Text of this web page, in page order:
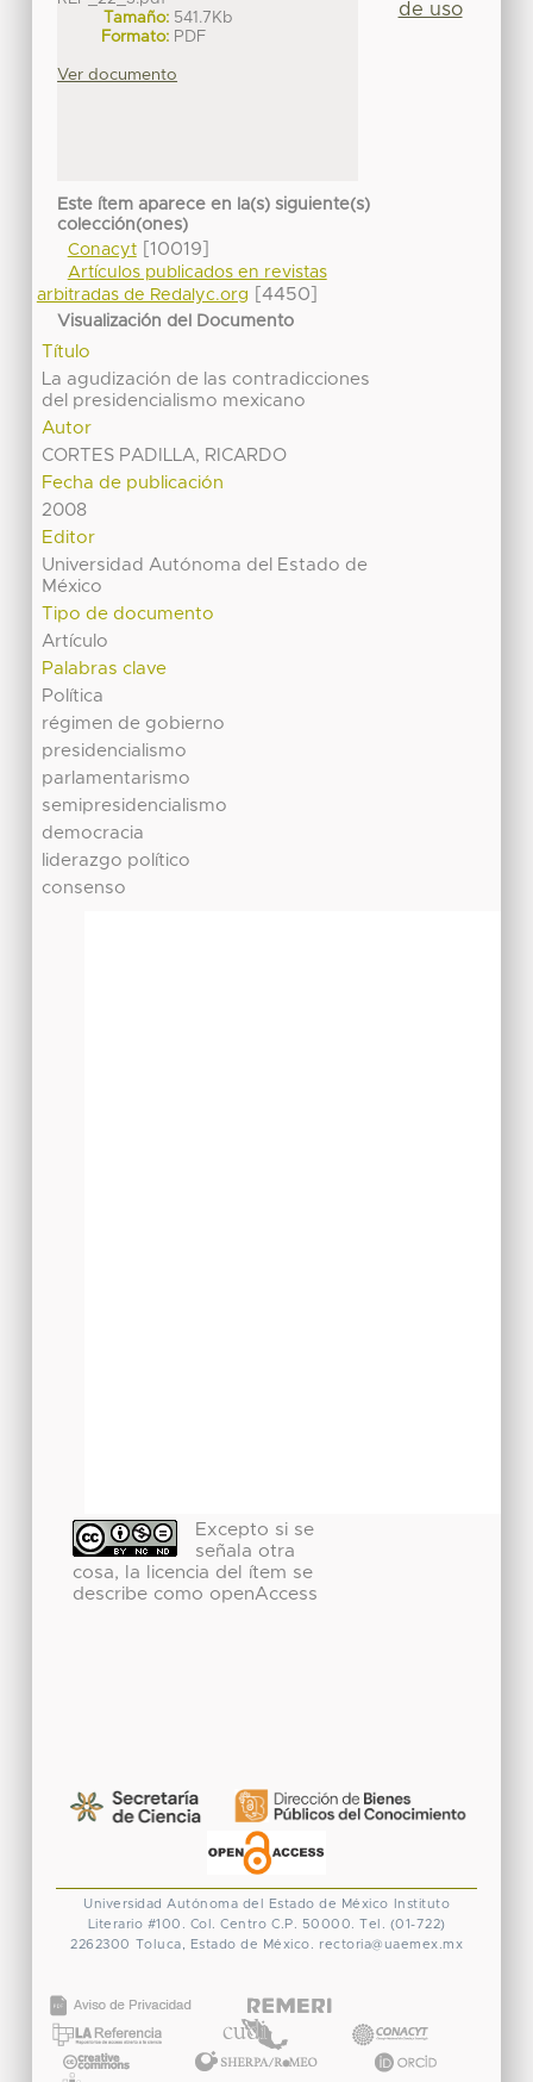
Tamaño: 541.7Kb
Formato: PDF
Ver documento
Este ítem aparece en la(s) siguiente(s)
colección(ones)
Conacyt[10019]
Artículos publicados en revistas
arbitradas de Redalyc.org
[4450]
Visualización del Documento
Título
La agudización de las contradicciones
del presidencialismo mexicano
Autor
CORTES PADILLA, RICARDO
Fecha de publicación
2008
Editor
Universidad Autónoma del Estado de
México
Tipo de documento
Artículo
Palabras clave
Política
régimen de gobierno
presidencialismo
parlamentarismo
semipresidencialismo
democracia
liderazgo político
consenso
Excepto si se
señala otra
cosa, la licencia del ítem se
describe como openAccess
de uso
Universidad Autónoma del Estado de México
Instituto
Literario #100. Col. Centro C.P. 50000. Tel. (01-722)
2262300 Toluca, Estado de México. rectoria@uaemex.mx